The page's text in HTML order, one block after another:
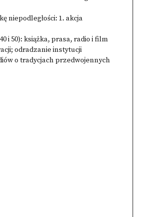
niepodległości: 1. akcja
i 50): książka, prasa, radio i film
odradzanie instytucji
o tradycjach przedwojennych